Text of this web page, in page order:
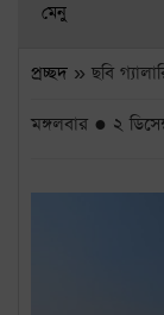
মেনু
প্রচ্ছদ » ছবি
মঙ্গলবার ● ২